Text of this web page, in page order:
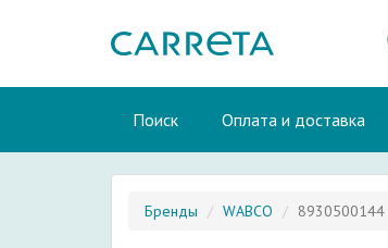
Поиск Оплата и доставка
Бренды WABCO 8930500144